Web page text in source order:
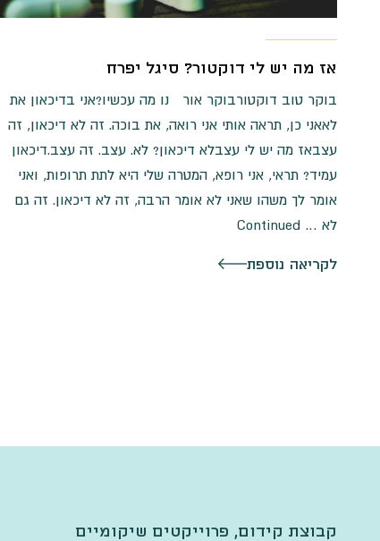
אז מה יש לי דוקטור? סיגל יפרח
בוקר טוב דוקטורבוקר אור נו מה עכשיו?אני בדיכאון את
לאאני כן, תראה אותי אני רואה, את בוכה. זה לא דיכאון, זה
עצבאז מה יש לי עצבלא דיכאון? לא. עצב. זה עצב.דיכאון
עמיד? תראי, אני רופא, המטרה שלי היא לתת תרופות, ואני
אומר לך משהו שאני לא אומר הרבה, זה לא דיכאון. זה גם
לא … Continued
לקריאה נוספת
קבוצת קידום, פרוייקטים שיקומיים